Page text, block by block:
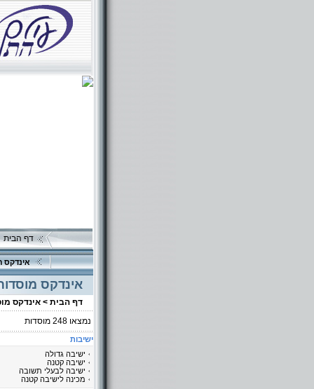
דף הבית
אינדקס
אינדקס
דף הבית > אינדקס
נמצאו 248 מוסדות
ישיבות
ישיבה גדולה
ישיבה קטנה
ישיבה לבעלי תשובה
מכינה לישיבה קטנה